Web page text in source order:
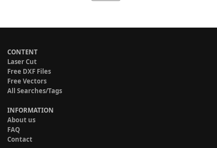
CONTENT
Laser Cut
Free DXF Files
Free Vectors
All Searches/Tags
INFORMATION
About us
FAQ
Contact